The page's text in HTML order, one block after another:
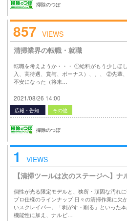
掃除のつぼ
857 VIEWS
清掃業界の転職・就職
転職を考えようか・・・ ①給料がもう少しほ
入、高待遇、賞与、ボーナス）、、、 ②先輩
不安になった（将来…
2021/08/26 14:00
広報・告知 その他
掃除のつぼ
1
VIEWS
【清掃ツールは次のステージへ】ナ
個性が光る限定モデルと、狭所・頑固な汚れ
プロ仕様のラインナップ 日々の清掃作業に欠
いスクレイパー。「剥がす・削る」といった
機能性に加え、ナルビ…